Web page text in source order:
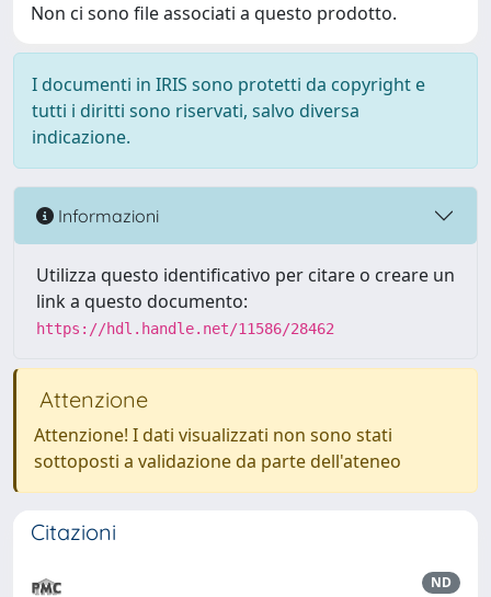
Non ci sono file associati a questo prodotto.
I documenti in IRIS sono protetti da copyright e
tutti i diritti sono riservati, salvo diversa
indicazione.
Informazioni
Utilizza questo identificativo per citare o creare un
link a questo documento:
https://hdl.handle.net/11586/28462
Attenzione
Attenzione! I dati visualizzati non sono stati
sottoposti a validazione da parte dell'ateneo
Citazioni
ND